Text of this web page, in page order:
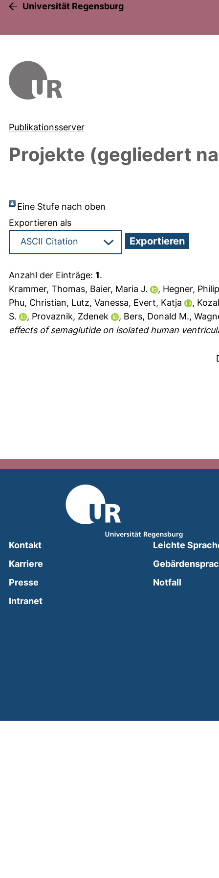
Universität Regensburg
Publikationsserver
Projekte (gegliedert
Eine Stufe nach oben
Exportieren als
Anzahl der Einträge: 1.
Krammer, Thomas, Baier, Maria J. , Hegner,
Phu, Christian, Lutz, Vanessa, Evert, Katja ,
S.
, Provaznik, Zdenek , Bers, Donald M.,
effects of semaglutide on isolated human
Kontakt
Karriere
Presse
Intranet(external link, opens in a new window)
Leichte
Notfall